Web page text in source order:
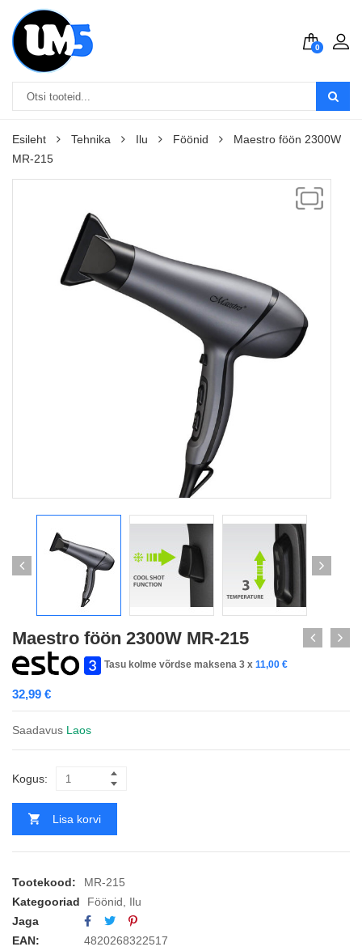
0
Esileht Tehnika Ilu Föönid
Maestro föön 2300W
MR-215
Maestro föön 2300W MR-215
Tasu kolme võrdse maksena 3 x 11,00 €
32,99 €
Saadavus Laos
Kogus:
Lisa korvi
Tootekood:
MR-215
Kategooriad
Föönid
Ilu
Jaga
EAN:
4820268322517